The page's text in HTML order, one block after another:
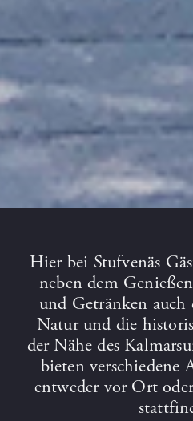
Hier bei Stufvenäs
neben dem
und Getränken auch
Natur und die
der Nähe des
bieten verschiedene
entweder vor Ort